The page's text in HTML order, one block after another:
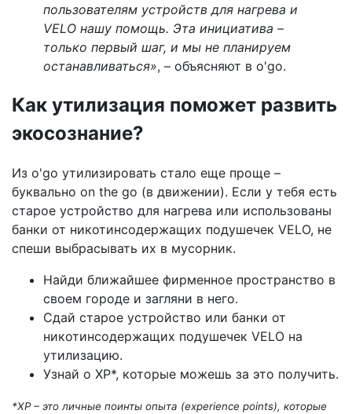
пользователям устройств для нагрева и
VELO нашу помощь. Эта инициатива –
только первый шаг, и мы не планируем
останавливаться», – объясняют в o'go.
Как утилизация поможет развить
экосознание?
Из o'go утилизировать стало еще проще –
буквально on the go (в движении). Если у тебя есть
старое устройство для нагрева или использованы
банки от никотинсодержащих подушечек VELO, не
спеши выбрасывать их в мусорник.
Найди ближайшее фирменное пространство в
своем городе и загляни в него.
Сдай старое устройство или банки от
никотинсодержащих подушечек VELO на
утилизацию.
Узнай о ХР*, которые можешь за это получить.
*XP – это личные поинты опыта (experience points), которые